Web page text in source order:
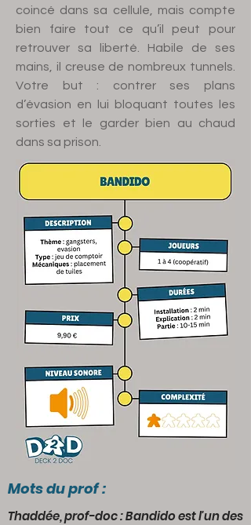
coincé dans sa cellule, mais compte
bien faire tout ce qu’il peut pour
retrouver sa liberté. Habile de ses
mains, il creuse de nombreux tunnels.
Votre but : contrer ses plans
d’évasion en lui bloquant toutes les
sorties et le garder bien au chaud
dans sa prison.
Mots du prof :
Thaddée, prof-doc : Bandido est l'un des